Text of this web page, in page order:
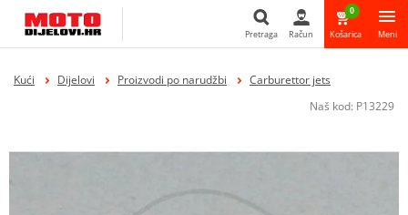
Pretraga
Pretraga Račun
0
Košarica Meni
Kući Dijelovi Proizvodi po narudžbi
Carburettor jets
Naš kod: P13229